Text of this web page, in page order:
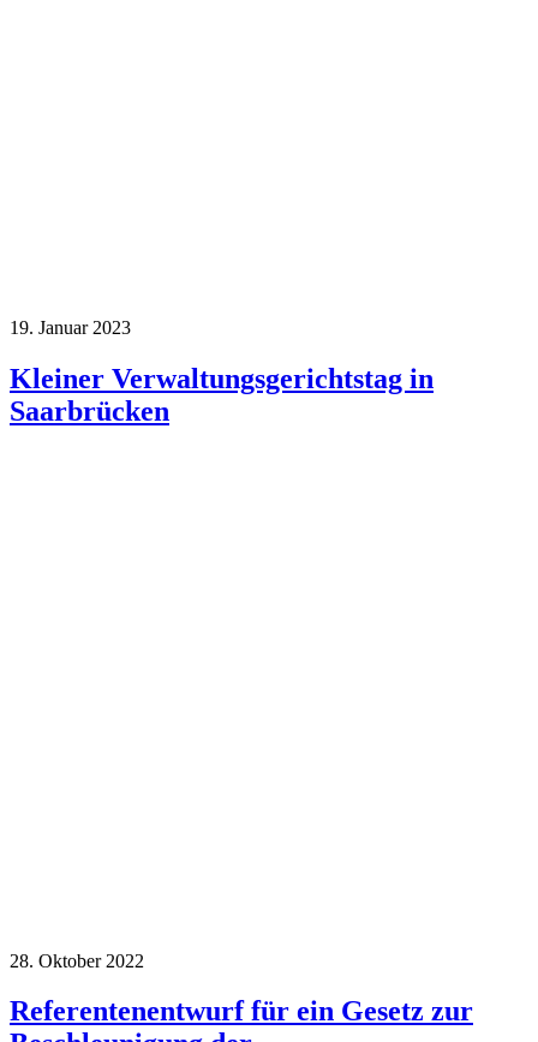
19. Januar 2023
Kleiner Verwaltungsgerichtstag in
Saarbrücken
28. Oktober 2022
Referentenentwurf für ein Gesetz zur